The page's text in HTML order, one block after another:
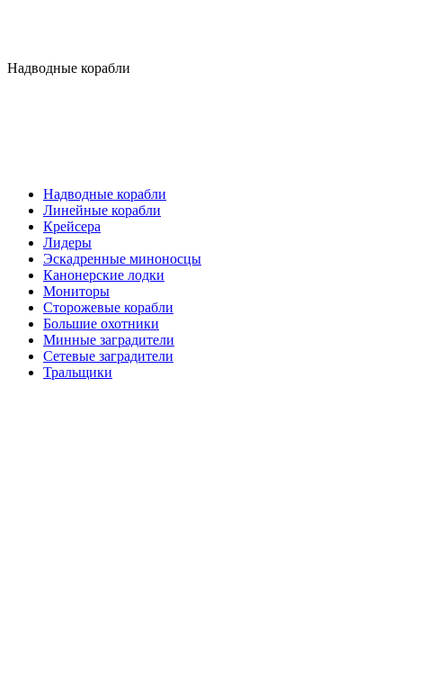
Надводные корабли
Надводные корабли
Линейные корабли
Крейсера
Лидеры
Эскадренные миноносцы
Канонерские лодки
Мониторы
Сторожевые корабли
Большие охотники
Минные заградители
Сетевые заградители
Тральщики